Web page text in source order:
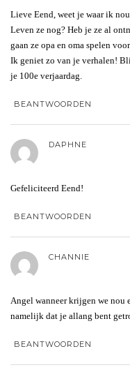
Lieve Eend, weet je waar ik
Leven ze nog? Heb je ze al
gaan ze opa en oma spelen
Ik geniet zo van je verhalen!
je 100e verjaardag.
BEANTWOORDEN
DAPHNE
Gefeliciteerd Eend!
BEANTWOORDEN
CHANNIE
Angel wanneer krijgen we nou
namelijk dat je allang bent
BEANTWOORDEN